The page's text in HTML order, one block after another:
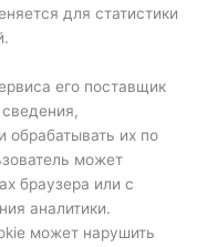
для статистики
его поставщик
обрабатывать их по
может
браузера или с
аналитики.
может нарушить